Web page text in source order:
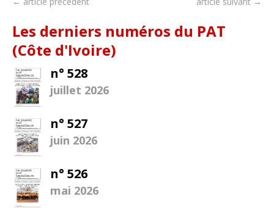
Les derniers numéros du PAT
(Côte d'Ivoire)
n° 528
juillet 2026
n° 527
juin 2026
n° 526
mai 2026